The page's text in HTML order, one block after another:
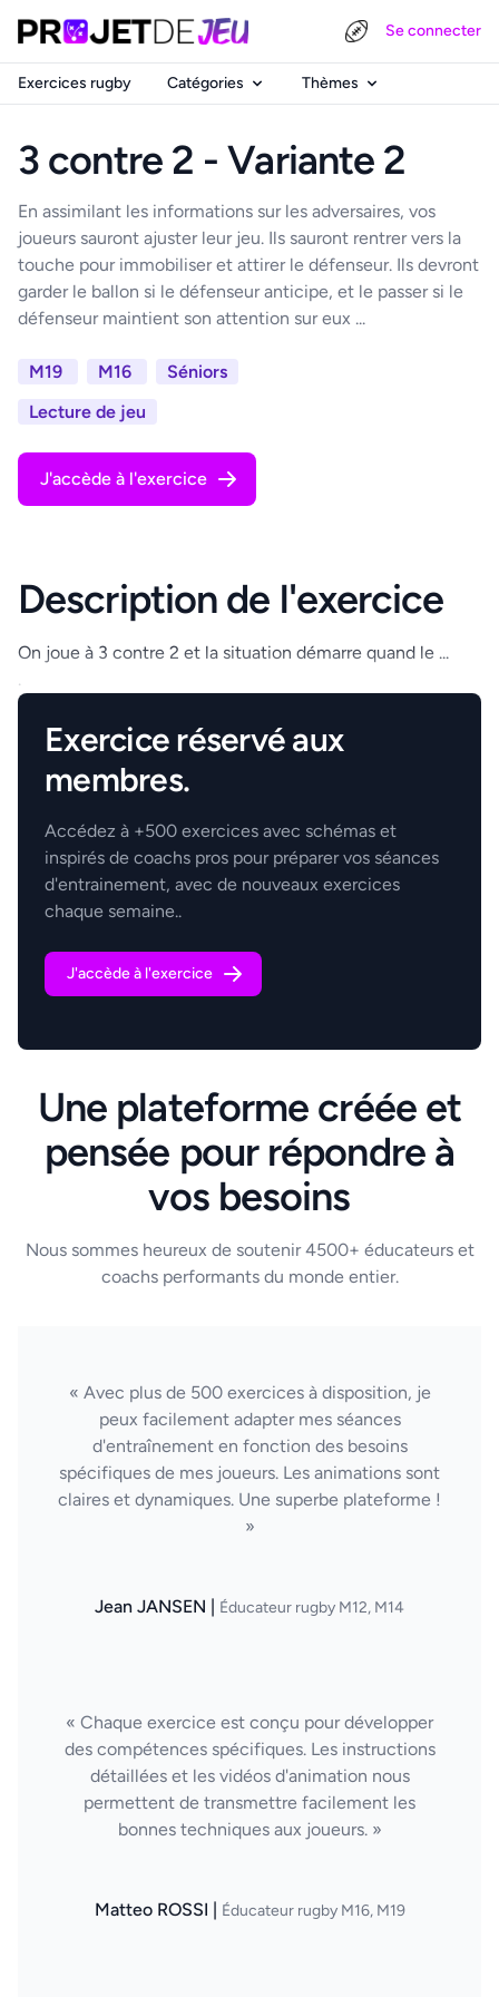
Se connecter
Exercices rugby Catégories Thèmes
3 contre 2 - Variante 2
En assimilant les informations sur les adversaires, vos
joueurs sauront ajuster leur jeu. Ils sauront rentrer vers la
touche pour immobiliser et attirer le défenseur. Ils devront
garder le ballon si le défenseur anticipe, et le passer si le
défenseur maintient son attention sur eux ...
M19 M16
Séniors
Lecture de jeu
J'accède à l'exercice
Description de l'exercice
On joue à 3 contre 2 et la situation démarre quand le ...
.
Exercice réservé aux
membres.
Accédez à +500 exercices avec schémas et
inspirés de coachs pros pour préparer vos séances
d'entrainement, avec de nouveaux exercices
chaque semaine..
J'accède à l'exercice
Une plateforme créée et
pensée pour répondre à
vos besoins
Nous sommes heureux de soutenir 4500+ éducateurs et
coachs performants du monde entier.
« Avec plus de 500 exercices à disposition, je
peux facilement adapter mes séances
d'entraînement en fonction des besoins
spécifiques de mes joueurs. Les animations sont
claires et dynamiques. Une superbe plateforme !
»
Jean JANSEN | Éducateur rugby M12, M14
« Chaque exercice est conçu pour développer
des compétences spécifiques. Les instructions
détaillées et les vidéos d'animation nous
permettent de transmettre facilement les
bonnes techniques aux joueurs. »
Matteo ROSSI | Éducateur rugby M16, M19